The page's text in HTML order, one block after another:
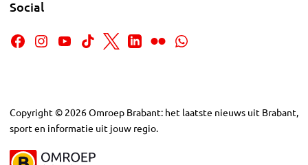
Social
Copyright © 2026Omroep Brabant: het laatste nieuws uit Brabant,
sport en informatie uit jouw regio.